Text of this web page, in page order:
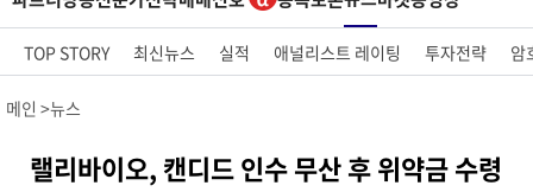
TOP STORY 최신뉴스 실적 애널리스트 레이팅 투자전략 암
메인 뉴스
랠리바이오, 캔디드 인수 무산 후 위약금 수령